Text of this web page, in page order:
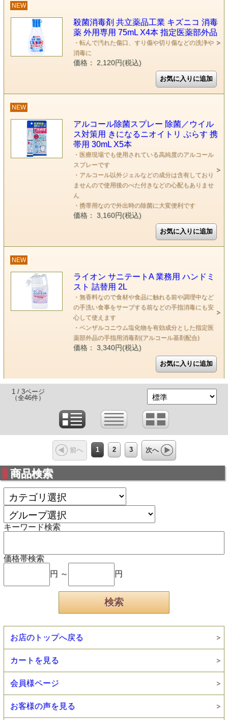
NEW
殺菌消毒剤 共立薬品工業 キズニコ 消毒
薬 外用専用 75mL X4本 指定医薬部外品
・転んで汚れた傷口、すり傷や切り傷などの洗浄や
消毒に
価格： 2,120円(税込)
NEW
アルコール除菌スプレー 除菌／ウイル
ス対策用 きになるニオイトリ ぷらす 携
帯用 30mL X5本
・医療現場でも使用されている高純度のアルコール
スプレーです
・アルコール以外ジェルなどの成分は含有しており
ませんので使用後のべた付きなどの心配もありませ
ん
・携帯用なので外出時の除菌に大変便利です
価格： 3,160円(税込)
NEW
ライオン サニテートA 業務用 ハンドミ
スト 詰替用 2L
・無香料なので食材や食品に触れる前や調理中など
の手洗い食事をサーブする前などの手指消毒にも安
心して使えます
・ベンザルコニウム塩化物を有効成分とした指定医
薬部外品の手指用消毒剤(アルコール基剤配合)
価格： 3,340円(税込)
1 / 3ページ
（全46件）
前へ 1 2 3 次へ
商品検索
キーワード検索
価格帯検索
円 ～
円
お店のトップへ戻る
カートを見る
会員様ページ
お客様の声を見る